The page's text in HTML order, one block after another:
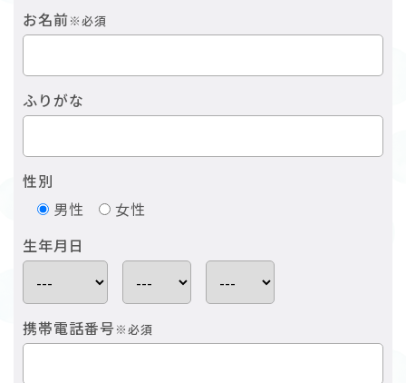
お名前※必須
ふりがな
性別
男性
女性
生年月日
携帯電話番号※必須